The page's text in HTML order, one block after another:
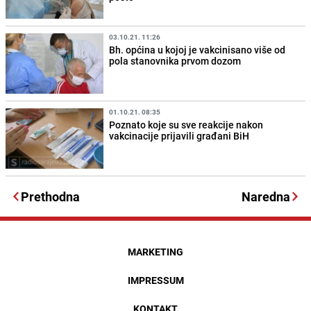
03.10.21. 11:26
Bh. općina u kojoj je vakcinisano više od
pola stanovnika prvom dozom
01.10.21. 08:35
Poznato koje su sve reakcije nakon
vakcinacije prijavili građani BiH
Prethodna Naredna
MARKETING
IMPRESSUM